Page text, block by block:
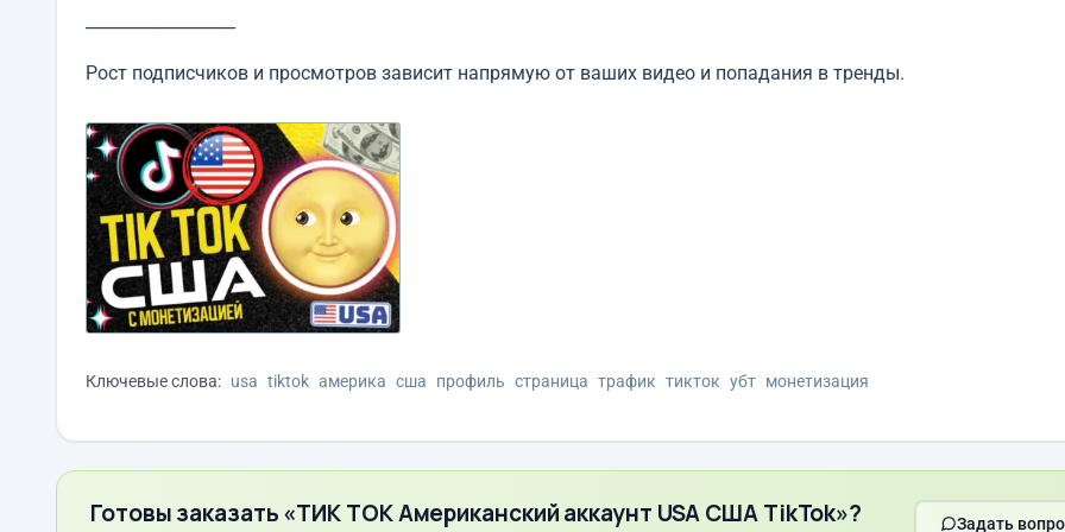
Рост подписчиков и просмотров зависит напрямую от ваших видео и попадания в тренды.
Ключевые слова: usa tiktok америка сша профиль страница трафик тикток убт монетизация
Готовы заказать «ТИК ТОК Американский аккаунт USA США TikTok»? Задать